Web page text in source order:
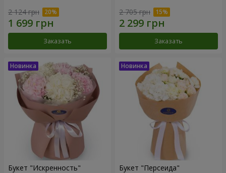
2 124 грн
Заказать
2 705 грн
Заказать
Букет "Искренность" Букет "Персеида"